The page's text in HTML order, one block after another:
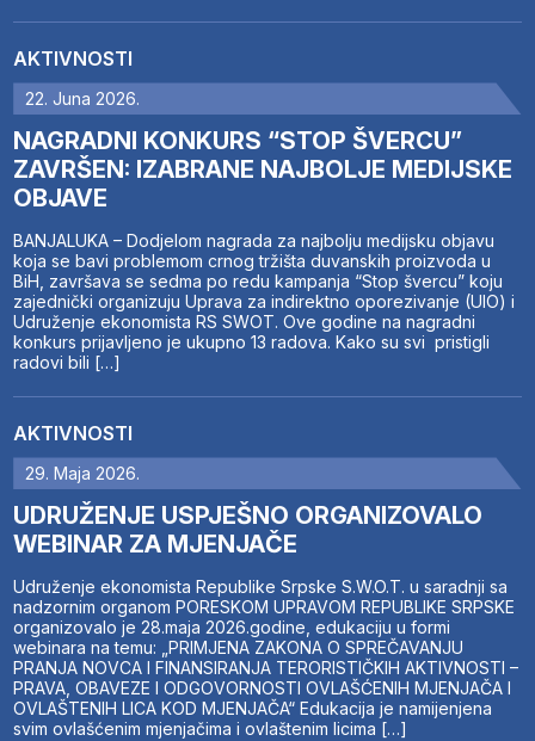
AKTIVNOSTI
22. Juna 2026.
NAGRADNI KONKURS “STOP ŠVERCU”
ZAVRŠEN: IZABRANE NAJBOLJE MEDIJSKE
OBJAVE
BANJALUKA – Dodjelom nagrada za najbolju medijsku objavu
koja se bavi problemom crnog tržišta duvanskih proizvoda u
BiH, završava se sedma po redu kampanja “Stop švercu” koju
zajednički organizuju Uprava za indirektno oporezivanje (UIO) i
Udruženje ekonomista RS SWOT. Ove godine na nagradni
konkurs prijavljeno je ukupno 13 radova. Kako su svi pristigli
radovi bili […]
AKTIVNOSTI
29. Maja 2026.
UDRUŽENJE USPJEŠNO ORGANIZOVALO
WEBINAR ZA MJENJAČE
Udruženje ekonomista Republike Srpske S.W.O.T. u saradnji sa
nadzornim organom PORESKOM UPRAVOM REPUBLIKE SRPSKE
organizovalo je 28.maja 2026.godine, edukaciju u formi
webinara na temu: „PRIMJENA ZAKONA O SPREČAVANJU
PRANJA NOVCA I FINANSIRANJA TERORISTIČKIH AKTIVNOSTI –
PRAVA, OBAVEZE I ODGOVORNOSTI OVLAŠĆENIH MJENJAČA I
OVLAŠTENIH LICA KOD MJENJAČA“ Edukacija je namijenjena
svim ovlašćenim mjenjačima i ovlaštenim licima […]